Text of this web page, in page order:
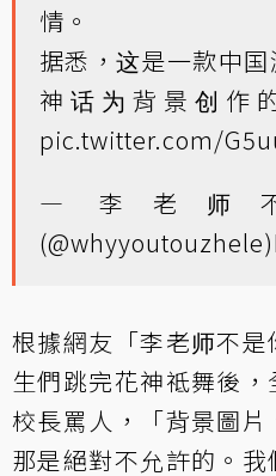
情。
据悉，这是一款中
神话为背景创作
pic.twitter.com/
— 李老师
(@whyyoutouzhele)
根據網友「李老师不
生們跳完花神祗舞後
校長罵人，「背景圖片
那是絕對不允許的。